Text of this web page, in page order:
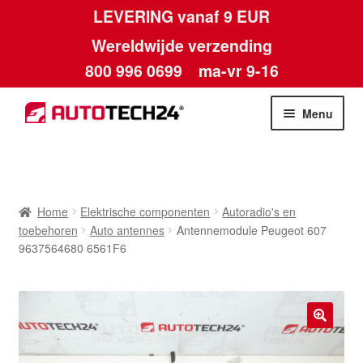
LEVERING vanaf 9 EUR
Wereldwijde verzending
800 996 0699 ma-vr 9-16
Ga
door
Ga
naar
Menu
Algemene voorwaarden
Betalingen
Contact
Home Elektrische componenten
Autoradio's en
toebehoren
Auto antennes
Antennemodule Peugeot 607
9637564680 6561F6
🔍